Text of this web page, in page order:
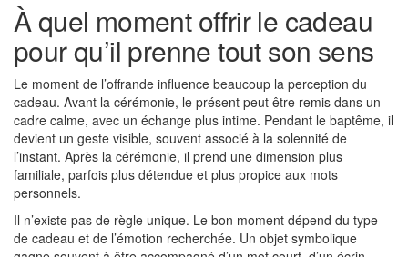
À quel moment offrir le cadeau
pour qu’il prenne tout son sens
Le moment de l’offrande influence beaucoup la perception du
cadeau. Avant la cérémonie, le présent peut être remis dans un
cadre calme, avec un échange plus intime. Pendant le baptême, il
devient un geste visible, souvent associé à la solennité de
l’instant. Après la cérémonie, il prend une dimension plus
familiale, parfois plus détendue et plus propice aux mots
personnels.
Il n’existe pas de règle unique. Le bon moment dépend du type
de cadeau et de l’émotion recherchée. Un objet symbolique